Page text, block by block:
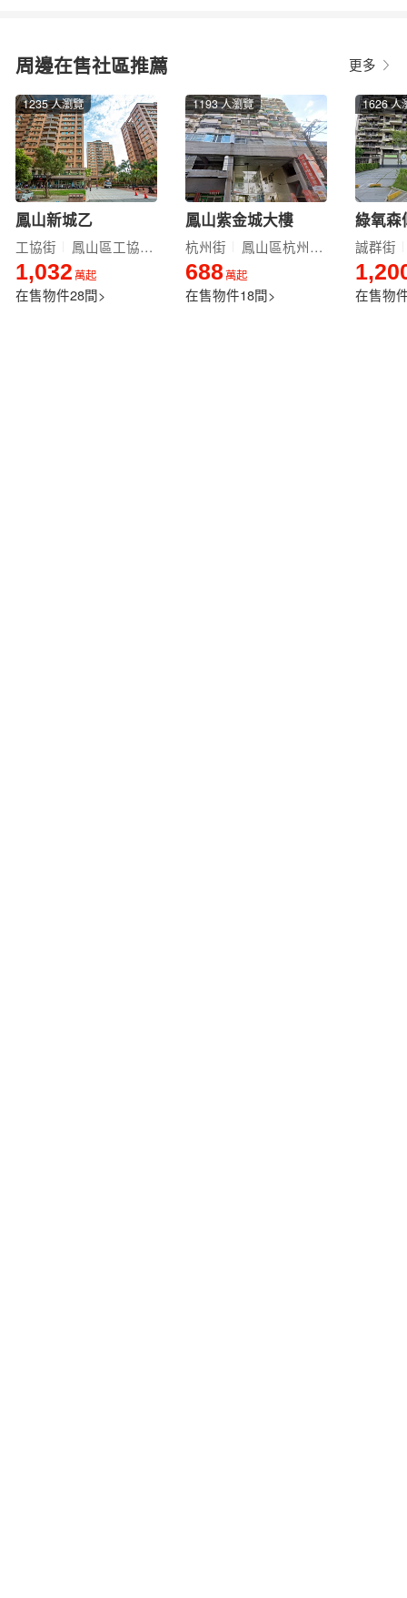
周邊在售社區推薦 更多
1235 人瀏覽
鳳山新城乙
工協街 鳳山區工協街37號
1,032 萬起
在售物件28間>
1193 人瀏覽
鳳山紫金城大樓
杭州街 鳳山區杭州街8號
688萬起
在售物件18間>
1626 人
誠群街
在售物